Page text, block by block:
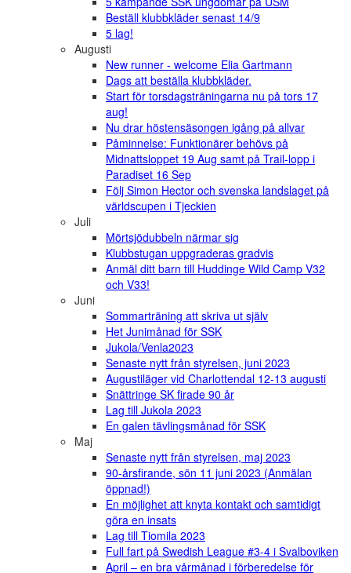
Beställ klubbkläder senast 14/9
5 lag!
Augusti
New runner - welcome Elia Gartmann
Dags att beställa klubbkläder.
Start för torsdagsträningarna nu på tors 17
aug!
Nu drar höstensäsongen igång på allvar
Påminnelse: Funktionärer behövs på
Midnattsloppet 19 Aug samt på Trail-lopp i
Paradiset 16 Sep
Följ Simon Hector och svenska landslaget på
världscupen i Tjeckien
Juli
Mörtsjödubbeln närmar sig
Klubbstugan uppgraderas gradvis
Anmäl ditt barn till Huddinge Wild Camp V32
och V33!
Juni
Sommarträning att skriva ut själv
Het Junimånad för SSK
Jukola/Venla2023
Senaste nytt från styrelsen, juni 2023
Augustiläger vid Charlottendal 12-13 augusti
Snättringe SK firade 90 år
Lag till Jukola 2023
En galen tävlingsmånad för SSK
Maj
Senaste nytt från styrelsen, maj 2023
90-årsfirande, sön 11 juni 2023 (Anmälan
öppnad!)
En möjlighet att knyta kontakt och samtidigt
göra en insats
Lag till Tiomila 2023
Full fart på Swedish League #3-4 i Svalboviken
April – en bra vårmånad i förberedelse för